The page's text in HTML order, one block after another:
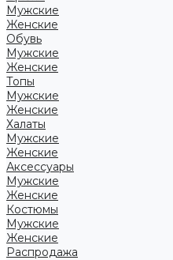
Мужские
Женские
Обувь
Мужские
Женские
Топы
Мужские
Женские
Халаты
Мужские
Женские
Аксессуары
Мужские
Женские
Костюмы
Мужские
Женские
Распродажа